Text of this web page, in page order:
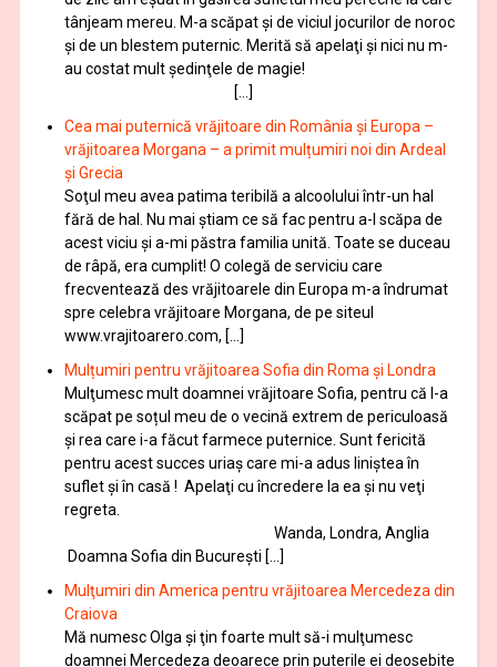
tânjeam mereu. M-a scăpat şi de viciul jocurilor de noroc
şi de un blestem puternic. Merită să apelaţi şi nici nu m-
au costat mult şedinţele de magie!
[…]
Cea mai puternică vrăjitoare din România și Europa –
vrăjitoarea Morgana – a primit mulțumiri noi din Ardeal
și Grecia
Soţul meu avea patima teribilă a alcoolului într-un hal
fără de hal. Nu mai ştiam ce să fac pentru a-l scăpa de
acest viciu şi a-mi păstra familia unită. Toate se duceau
de râpă, era cumplit! O colegă de serviciu care
frecventează des vrăjitoarele din Europa m-a îndrumat
spre celebra vrăjitoare Morgana, de pe siteul
www.vrajitoarero.com, […]
Mulțumiri pentru vrăjitoarea Sofia din Roma și Londra
Mulţumesc mult doamnei vrăjitoare Sofia, pentru că l-a
scăpat pe soțul meu de o vecină extrem de periculoasă
și rea care i-a făcut farmece puternice. Sunt fericită
pentru acest succes uriaș care mi-a adus liniștea în
suflet și în casă ! Apelaţi cu încredere la ea şi nu veţi
regreta.
Wanda, Londra, Anglia
Doamna Sofia din București […]
Mulţumiri din America pentru vrăjitoarea Mercedeza din
Craiova
Mă numesc Olga şi ţin foarte mult să-i mulţumesc
doamnei Mercedeza deoarece prin puterile ei deosebite